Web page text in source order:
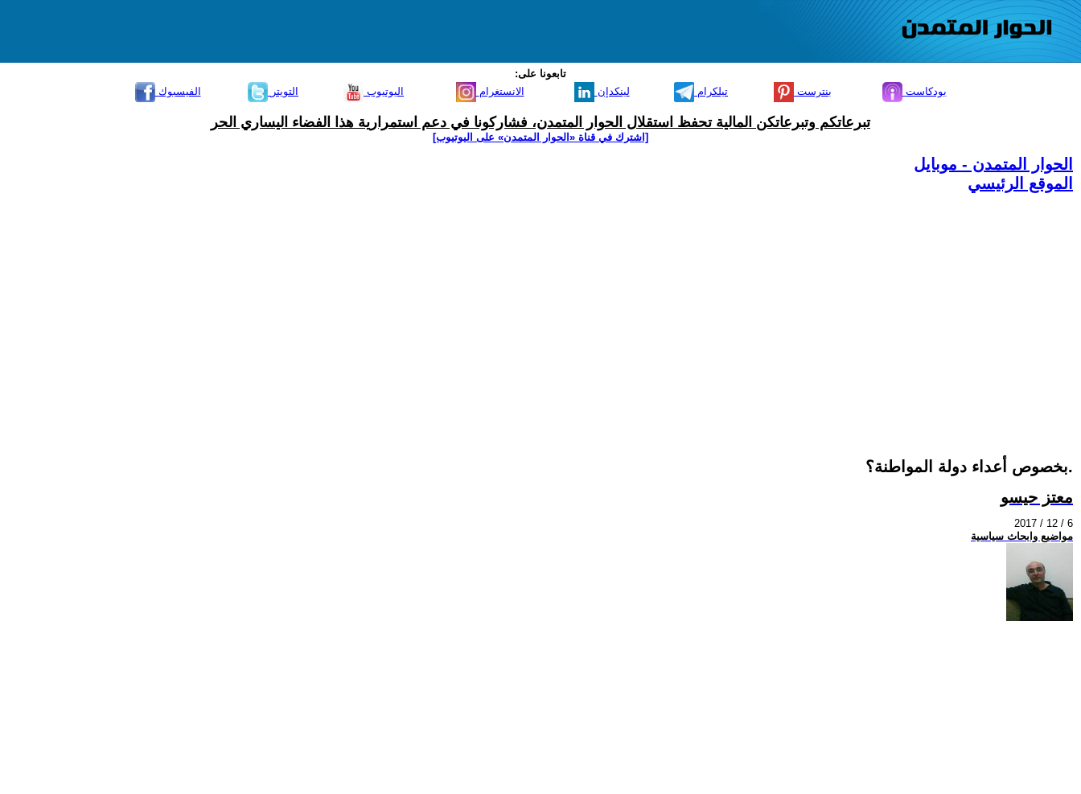
تابعونا على:
الفيسبوك
التويتر اليوتيوب الانستغرام لينكدإن تيلكرام بنترست بودكاست
تبرعاتكم وتبرعاتكن المالية تحفظ استقلال الحوار المتمدن، فشاركونا في دعم استمرارية هذا الفضاء اليساري الحر
[اشترك في قناة ‫«الحوار المتمدن» على اليوتيوب]
الحوار المتمدن - موبايل
الموقع الرئيسي
بخصوص أعداء دولة المواطنة؟.
معتز حيسو
2017 / 12 / 6
مواضيع وابحاث سياسية